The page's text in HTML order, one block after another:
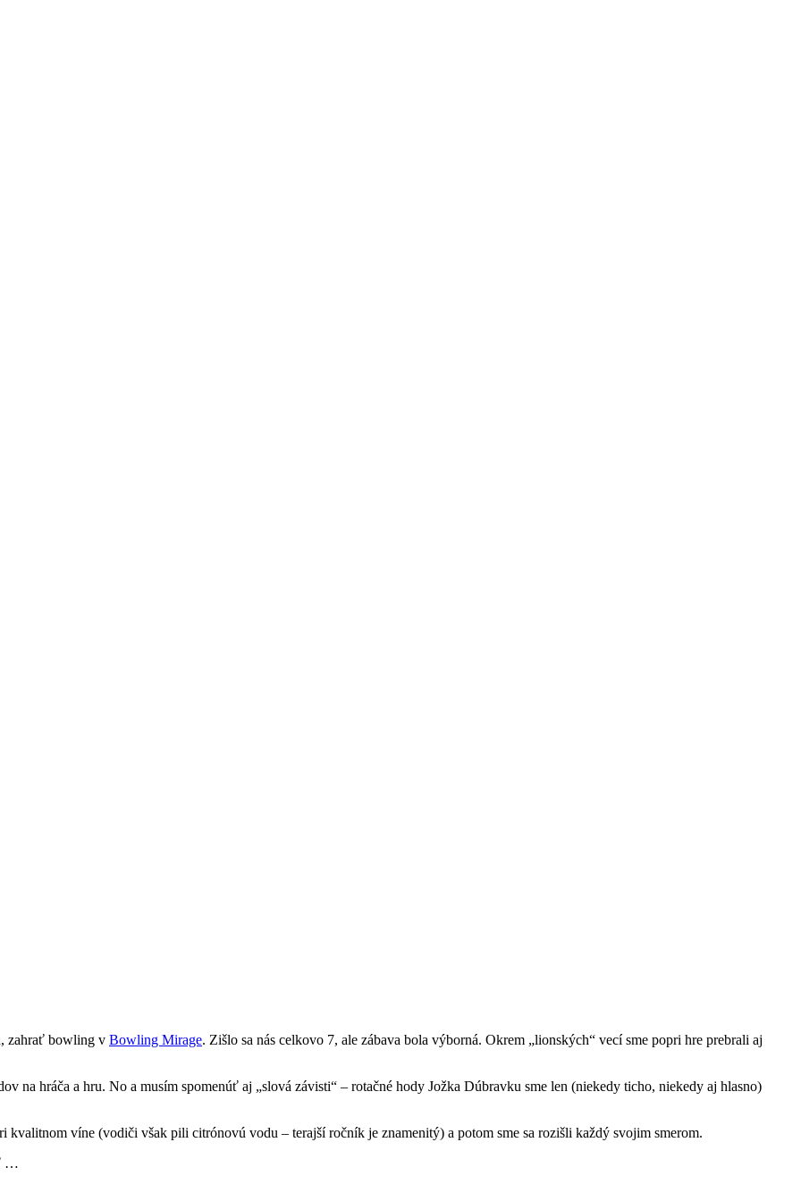
zahrať bowling v Bowling Mirage. Zišlo sa nás celkovo 7, ale zábava bola výborná. Okrem „lionských“ vecí sme popri hre prebrali aj
na hráča a hru. No a musím spomenúť aj „slová závisti“ – rotačné hody Jožka Dúbravku sme len (niekedy ticho, niekedy aj hlasno)
kvalitnom víne (vodiči však pili citrónovú vodu – terajší ročník je znamenitý) a potom sme sa rozišli každý svojim smerom.
…